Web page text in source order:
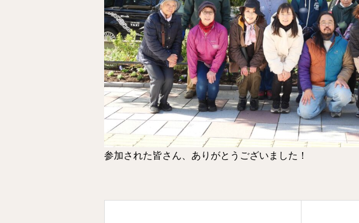
参加された皆さん、ありがとうございました！